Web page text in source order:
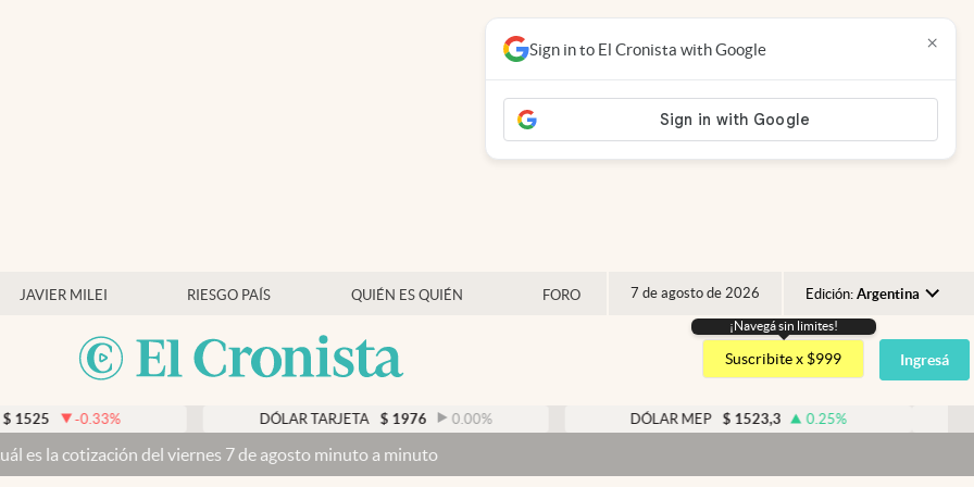
JAVIER MILEI RIESGO PAÍS QUIÉN ES QUIÉN FORO 7 de agosto de 2026 Edición: Argentina
Argentina
España
USA
¡Navegá sin limites!
Suscribite x $999 Ingresá
-0.33% DÓLAR TARJETA $ 1976 0.00% DÓLAR MEP $ 1523,3 0.25%
del viernes 7 de agosto minuto a minuto
Sign in to El Cronista with Google ×